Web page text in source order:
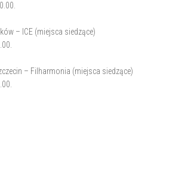
– ICE (miejsca siedzące)
– Filharmonia (miejsca siedzące)